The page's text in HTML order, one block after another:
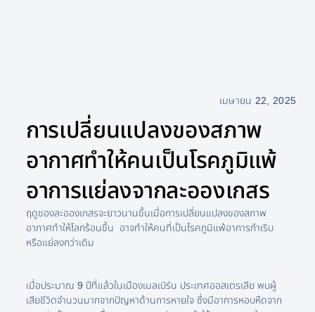
เมษายน 22, 2025
การเปลี่ยนแปลงของสภาพ
อากาศทำให้คนเป็นโรคภูมิแพ้
อาการแย่ลงจากละอองเกสร
ฤดูของละอองเกสรจะยาวนานขึ้นเมื่อการเปลี่ยนแปลงของสภาพ
อากาศทำให้โลกร้อนขึ้น อาจทำให้คนที่เป็นโรคภูมิแพ้อาการกำเริบ
หรือแย่ลงกว่าเดิม
เมื่อประมาณ 9 ปีที่แล้วในเมืองเมลเบิร์น ประเทศออสเตรเลีย พบผู้
เสียชีวิตจำนวนมากจากปัญหาด้านการหายใจ ซึ่งมีอาการหอบหืดจาก